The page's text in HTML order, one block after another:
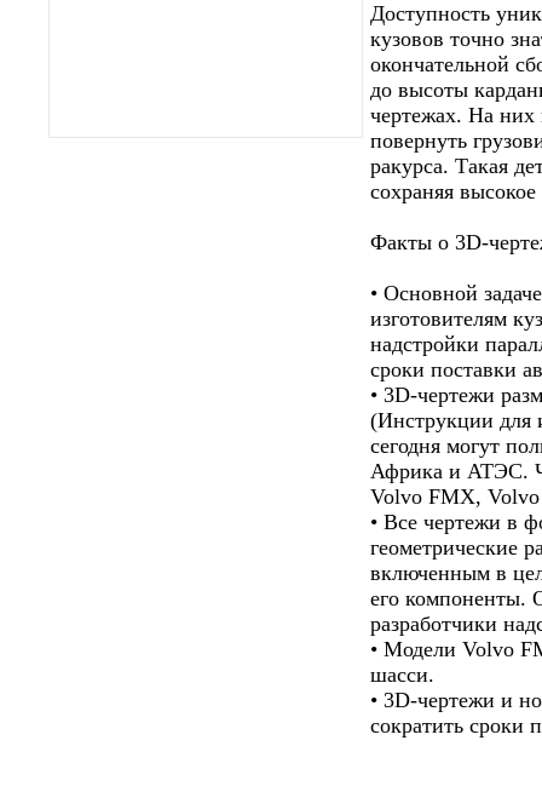
Доступность
кузовов точно
окончательной
до высоты
чертежах. На них
повернуть
ракурса. Такая
сохраняя
Факты о 3D-
• Основной
изготовителям
надстройки
сроки поставки
• 3D-чертежи
(Инструкции для
сегодня могут
Африка и АТЭС.
Volvo FMX,
• Все чертежи в
геометрические
включенным в
его компоненты.
разработчики
• Модели Volvo
шасси.
• 3D-чертежи и
сократить сроки